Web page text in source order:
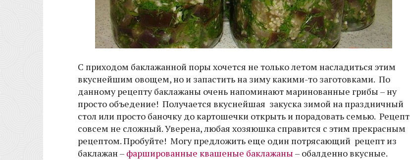
С приходом баклажанной поры хочется не только летом насладиться этим
вкуснейшим овощем, но и запастить на зиму какими-то заготовками. По
данному рецепту баклажаны очень напоминают маринованные грибы – ну
просто объедение! Получается вкуснейшая закуска зимой на праздничный
стол или просто баночку до картошечки открыть и порадовать семью. Рецепт
совсем не сложный. Уверена, любая хозяюшка справится с этим прекрасным
рецептом. Пробуйте! Могу предложить еще один потрясающий рецепт из
баклажан – фаршированные квашеные баклажаны – обалденно вкусные.